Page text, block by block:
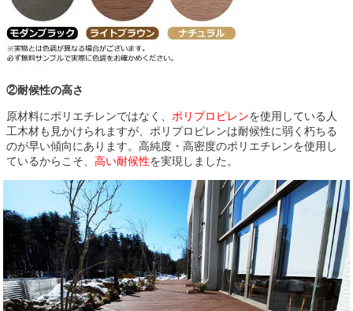
②耐候性の高さ
原材料にポリエチレンではなく、 ポリプロピレンを使用している人
工木材も見かけられますが、ポリプロピレンは耐候性に弱く朽ちる
のが早い傾向にあります。高純度・高密度のポリエチレンを使用し
ているからこそ、 高い耐候性を実現しました。